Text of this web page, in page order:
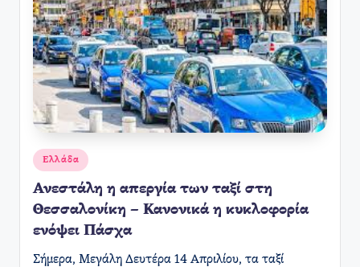
Αναρτήθηκε
σε
Ελλάδα
Ανεστάλη η απεργία των ταξί στη
Θεσσαλονίκη – Κανονικά η κυκλοφορία
ενόψει Πάσχα
Σήμερα, Μεγάλη Δευτέρα 14 Απριλίου, τα ταξί